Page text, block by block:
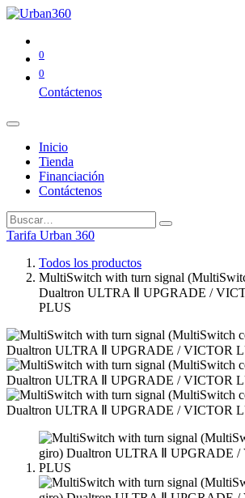
0
0
Contáctenos
Inicio
Tienda
Financiación
Contáctenos
Tarifa Urban 360
Todos los productos
MultiSwitch with turn signal
Dualtron ULTRA Ⅱ UPGRADE /
PLUS